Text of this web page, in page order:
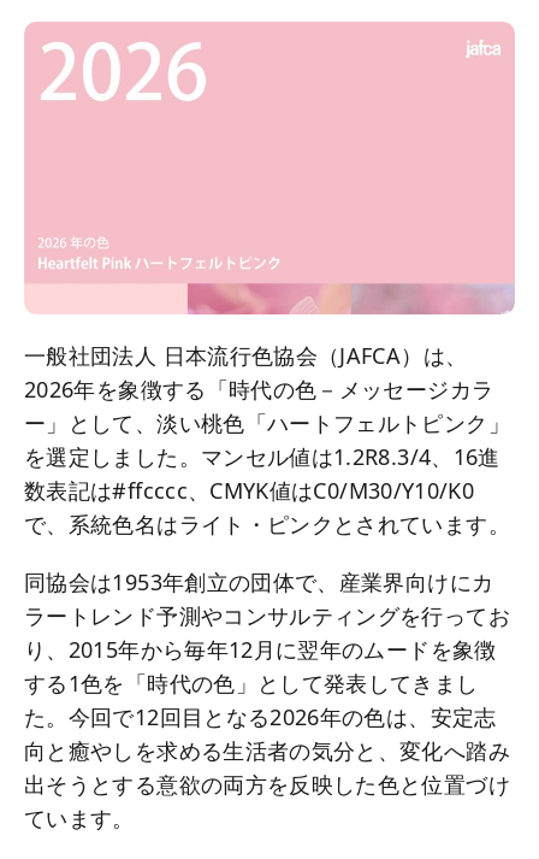
一般社団法人 日本流行色協会（JAFCA）は、
2026年を象徴する「時代の色－メッセージカラ
ー」として、淡い桃色「ハートフェルトピンク」
を選定しました。マンセル値は1.2R8.3/4、16進
数表記は#ffcccc、CMYK値はC0/M30/Y10/K0
で、系統色名はライト・ピンクとされています。
同協会は1953年創立の団体で、産業界向けにカ
ラートレンド予測やコンサルティングを行ってお
り、2015年から毎年12月に翌年のムードを象徴
する1色を「時代の色」として発表してきまし
た。今回で12回目となる2026年の色は、安定志
向と癒やしを求める生活者の気分と、変化へ踏み
出そうとする意欲の両方を反映した色と位置づけ
ています。